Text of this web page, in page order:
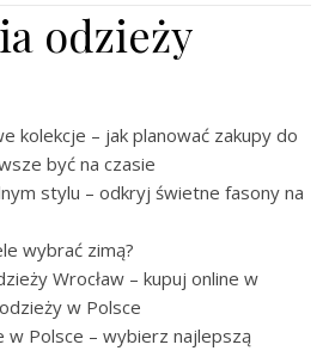
odzieży
kolekcje – jak planować zakupy do
być na czasie
stylu – odkryj świetne fasony na
wybrać zimą?
Wrocław – kupuj online w
w Polsce
Polsce – wybierz najlepszą